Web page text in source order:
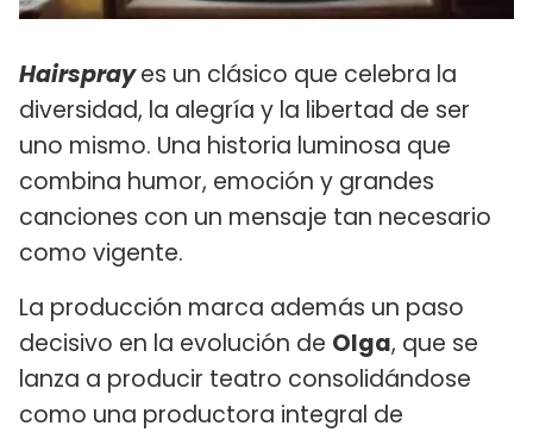
Hairsprayes un clásico que celebra la
diversidad, la alegría y la libertad de ser
uno mismo. Una historia luminosa que
combina humor, emoción y grandes
canciones con un mensaje tan necesario
como vigente.
La producción marca además un paso
decisivo en la evolución de Olga, que se
lanza a producir teatro consolidándose
como una productora integral de